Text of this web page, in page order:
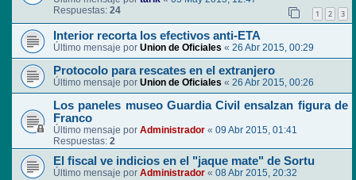
Respuestas: 24 1 2 3
Interior recorta los efectivos anti-ETA
Último mensaje por Union de Oficiales « 26 Abr 2015, 00:29
Protocolo para rescates en el extranjero
Último mensaje por Union de Oficiales « 26 Abr 2015, 00:26
Los paneles museo Guardia Civil ensalzan figura de
Franco
Último mensaje por Administrador « 09 Abr 2015, 01:41
Respuestas: 2
El fiscal ve indicios en el "jaque mate" de Sortu
Último mensaje por Administrador « 08 Abr 2015, 20:32